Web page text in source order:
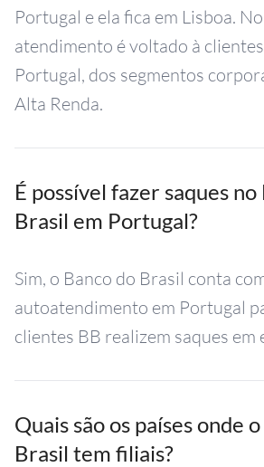
Portugal e ela fica em Lisboa.
atendimento é voltado à
Portugal, dos segmentos
Alta Renda.
É possível fazer saques no
Brasil em Portugal?
Sim, o Banco do Brasil conta
autoatendimento em Portugal
clientes BB realizem saques em
Quais são os países onde
Brasil tem filiais?